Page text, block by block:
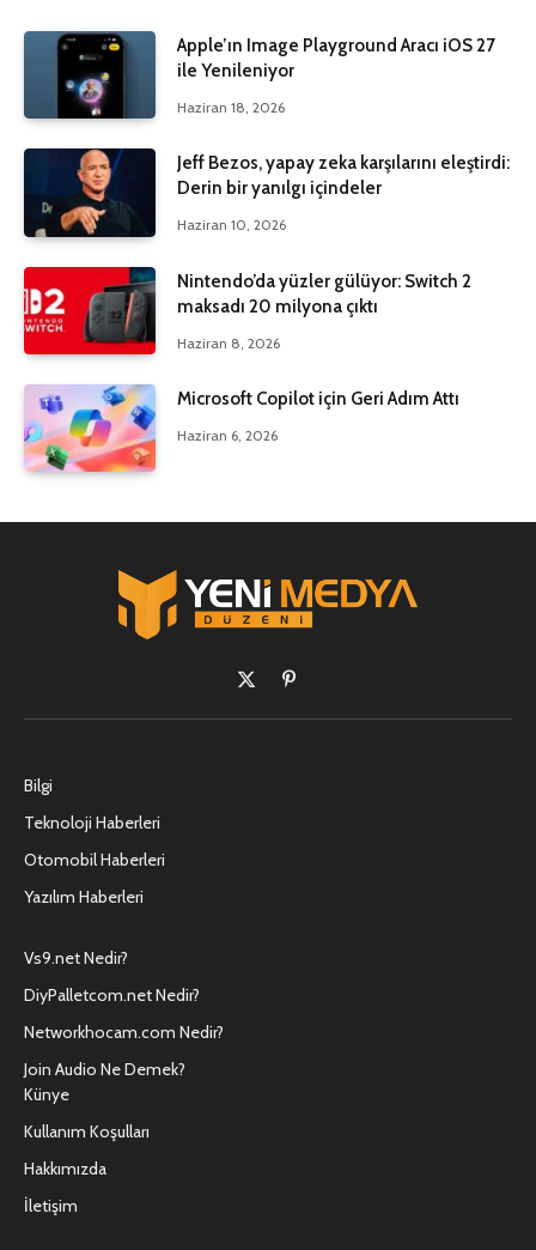
Apple’ın Image Playground Aracı iOS 27
ile Yenileniyor
Haziran 18, 2026
Jeff Bezos, yapay zeka karşılarını eleştirdi:
Derin bir yanılgı içindeler
Haziran 10, 2026
Nintendo’da yüzler gülüyor: Switch 2
maksadı 20 milyona çıktı
Haziran 8, 2026
Microsoft Copilot için Geri Adım Attı
Haziran 6, 2026
X
(Twitter)
Pinterest'in
Bilgi
Teknoloji Haberleri
Otomobil Haberleri
Yazılım Haberleri
Vs9.net Nedir?
DiyPalletcom.net Nedir?
Networkhocam.com Nedir?
Join Audio Ne Demek?
Künye
Kullanım Koşulları
Hakkımızda
İletişim